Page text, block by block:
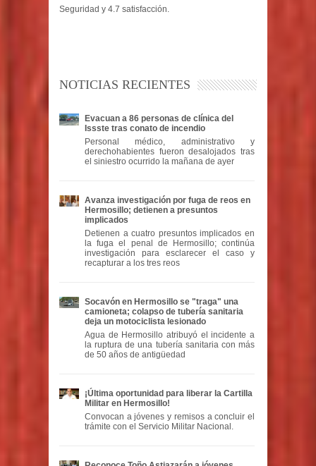
Seguridad y 4.7 satisfacción.
NOTICIAS RECIENTES
Evacuan a 86 personas de clínica del
Issste tras conato de incendio
Personal médico, administrativo y
derechohabientes fueron desalojados tras
el siniestro ocurrido la mañana de ayer
Avanza investigación por fuga de reos en
Hermosillo; detienen a presuntos
implicados
Detienen a cuatro presuntos implicados en
la fuga el penal de Hermosillo; continúa
investigación para esclarecer el caso y
recapturar a los tres reos
Socavón en Hermosillo se "traga" una
camioneta; colapso de tubería sanitaria
deja un motociclista lesionado
Agua de Hermosillo atribuyó el incidente a
la ruptura de una tubería sanitaria con más
de 50 años de antigüedad
¡Última oportunidad para liberar la Cartilla
Militar en Hermosillo!
Convocan a jóvenes y remisos a concluir el
trámite con el Servicio Militar Nacional.